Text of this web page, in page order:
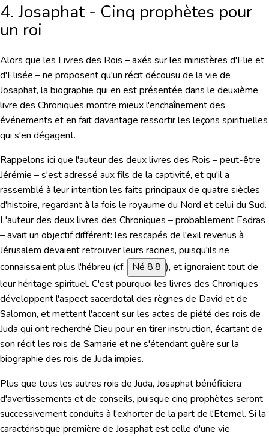
4. Josaphat - Cinq prophètes pour
un roi
Alors que les Livres des Rois – axés sur les ministères d'Elie et
d'Elisée – ne proposent qu'un récit décousu de la vie de
Josaphat, la biographie qui en est présentée dans le deuxième
livre des Chroniques montre mieux l'enchaînement des
événements et en fait davantage ressortir les leçons spirituelles
qui s'en dégagent.
Rappelons ici que l'auteur des deux livres des Rois – peut-être
Jérémie – s'est adressé aux fils de la captivité, et qu'il a
rassemblé à leur intention les faits principaux de quatre siècles
d'histoire, regardant à la fois le royaume du Nord et celui du Sud.
L'auteur des deux livres des Chroniques – probablement Esdras
– avait un objectif différent: les rescapés de l'exil revenus à
Jérusalem devaient retrouver leurs racines, puisqu'ils ne
connaissaient plus l'hébreu (cf.
Né 8:8 ), et ignoraient tout de
leur héritage spirituel. C'est pourquoi les livres des Chroniques
développent l'aspect sacerdotal des règnes de David et de
Salomon, et mettent l'accent sur les actes de piété des rois de
Juda qui ont recherché Dieu pour en tirer instruction, écartant de
son récit les rois de Samarie et ne s'étendant guère sur la
biographie des rois de Juda impies.
Plus que tous les autres rois de Juda, Josaphat bénéficiera
d'avertissements et de conseils, puisque cinq prophètes seront
successivement conduits à l'exhorter de la part de l'Eternel. Si la
caractéristique première de Josaphat est celle d'une vie